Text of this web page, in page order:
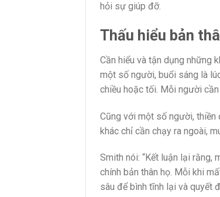
hỏi sự giúp đỡ.
Thấu hiểu bản
Cần hiểu và tận dụng những
một số người, buổi sáng là
chiều hoặc tối. Mỗi người
Cũng với một số người,
khác chỉ cần chạy ra ngoài,
Smith nói: “Kết luận lại rằng,
chính bản thân họ. Mỗi khi
sâu để bình tĩnh lại và quyết